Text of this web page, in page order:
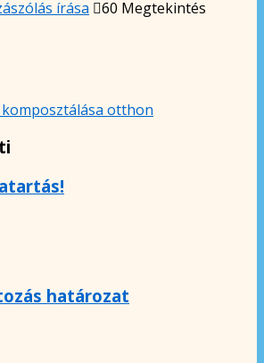
írása
60 Megtekintés
otthon
határozat